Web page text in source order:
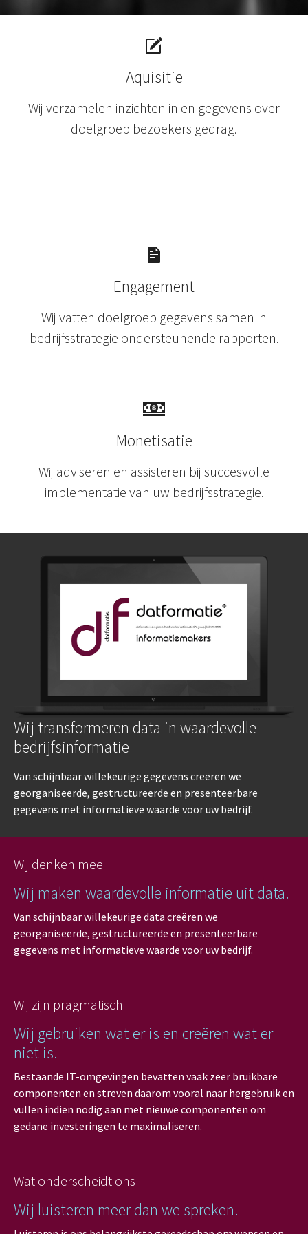
Aquisitie
Wij verzamelen inzichten in en gegevens over
doelgroep bezoekers gedrag.
Engagement
Wij vatten doelgroep gegevens samen in
bedrijfsstrategie ondersteunende rapporten.
Monetisatie
Wij adviseren en assisteren bij succesvolle
implementatie van uw bedrijfsstrategie.
Wij transformeren data in waardevolle
bedrijfsinformatie
Van schijnbaar willekeurige gegevens creëren we
georganiseerde, gestructureerde en presenteerbare
gegevens met informatieve waarde voor uw bedrijf.
Wij denken mee
Wij maken waardevolle informatie uit data.
Van schijnbaar willekeurige data creëren we
georganiseerde, gestructureerde en presenteerbare
gegevens met informatieve waarde voor uw bedrijf.
Wij zijn pragmatisch
Wij gebruiken wat er is en creëren wat er
niet is.
Bestaande IT-omgevingen bevatten vaak zeer bruikbare
componenten en streven daarom vooral naar hergebruik en
vullen indien nodig aan met nieuwe componenten om
gedane investeringen te maximaliseren.
Wat onderscheidt ons
Wij luisteren meer dan we spreken.